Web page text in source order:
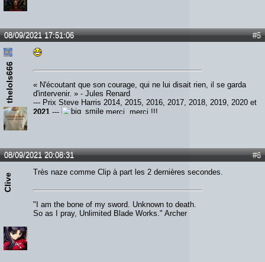
#5
08/09/2021 17:51:06
thelols666
« N'écoutant que son courage, qui ne lui disait rien, il se garda
d'intervenir. » - Jules Renard
--- Prix Steve Harris 2014, 2015, 2016, 2017, 2018, 2019, 2020 et
2021 --- merci, merci !!!
#6
08/09/2021 20:08:31
Clive
Très naze comme Clip à part les 2 dernières secondes.
"I am the bone of my sword. Unknown to death.
So as I pray, Unlimited Blade Works." Archer